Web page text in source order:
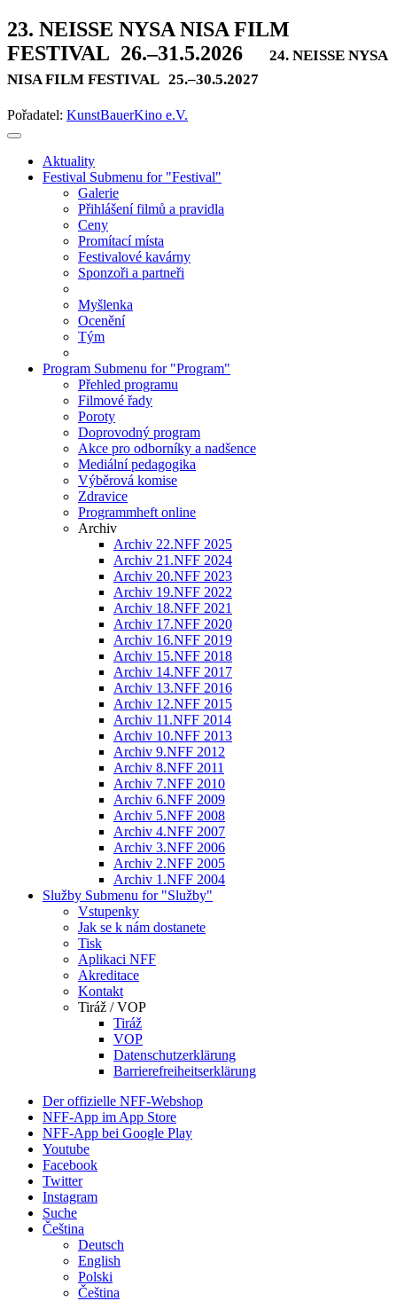
23. NEISSE NYSA NISA FILM
FESTIVAL 26.–31.5.2026
24. NEISSE NYSA
NISA FILM FESTIVAL 25.–30.5.2027
Pořadatel: KunstBauerKino e.V.
Aktuality
Festival Submenu for "Festival"
Galerie
Přihlášení filmů a pravidla
Ceny
Promítací místa
Festivalové kavárny
Sponzoři a partneři
Myšlenka
Ocenění
Tým
Program Submenu for "Program"
Přehled programu
Filmové řady
Poroty
Doprovodný program
Akce pro odborníky a nadšence
Mediální pedagogika
Výběrová komise
Zdravice
Programmheft online
Archiv
Archiv 22.NFF 2025
Archiv 21.NFF 2024
Archiv 20.NFF 2023
Archiv 19.NFF 2022
Archiv 18.NFF 2021
Archiv 17.NFF 2020
Archiv 16.NFF 2019
Archiv 15.NFF 2018
Archiv 14.NFF 2017
Archiv 13.NFF 2016
Archiv 12.NFF 2015
Archiv 11.NFF 2014
Archiv 10.NFF 2013
Archiv 9.NFF 2012
Archiv 8.NFF 2011
Archiv 7.NFF 2010
Archiv 6.NFF 2009
Archiv 5.NFF 2008
Archiv 4.NFF 2007
Archiv 3.NFF 2006
Archiv 2.NFF 2005
Archiv 1.NFF 2004
Služby Submenu for "Služby"
Vstupenky
Jak se k nám dostanete
Tisk
Aplikaci NFF
Akreditace
Kontakt
Tiráž / VOP
Tiráž
VOP
Datenschutzerklärung
Barrierefreiheitserklärung
Der offizielle NFF-Webshop
NFF-App im App Store
NFF-App bei Google Play
Youtube
Facebook
Twitter
Instagram
Suche
Čeština
Deutsch
English
Polski
Čeština